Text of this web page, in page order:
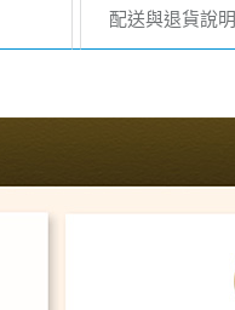
配送與退貨說明